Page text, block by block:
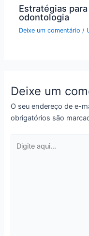
Estratégias
odontologia
Deixe um comentário /
Deixe um
O seu endereço de e-
obrigatórios são
aqui...